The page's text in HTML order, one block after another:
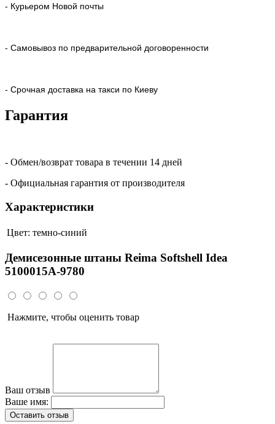
- Курьером Новой почты
- Самовывоз по предварительной договоренности
- Срочная доставка на такси по Киеву
Гарантия
- Обмен/возврат товара в течении 14 дней
- Официальная гарантия от производителя
Характеристики
Цвет: темно-синий
Демисезонные штаны Reima Softshell Idea
5100015A-9780
Нажмите, чтобы оценить товар
Ваш отзыв
Ваше имя:
Оставить отзыв